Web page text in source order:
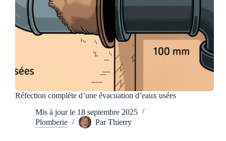
Réfection complète d’une évacuation d’eaux usées
Mis à jour le 18 septembre 2025
Plomberie
Par Thierry